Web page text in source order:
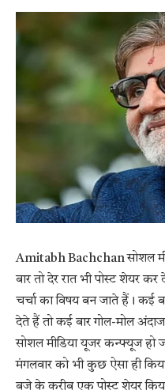
Amitabh Bachchan सोशल
बार तो देर रात भी पोस्ट शेयर
चर्चा का विषय बन जाते हैं। कई
देते हैं तो कई बार गोल-मोल
सोशल मीडिया यूजर कन्फ्यूज हो
मंगलवार को भी कुछ ऐसा ही
बजे के करीब एक पोस्ट शेयर